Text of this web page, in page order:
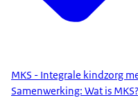
MKS - Integrale kindzorg
Samenwerking: Wat is MKS?